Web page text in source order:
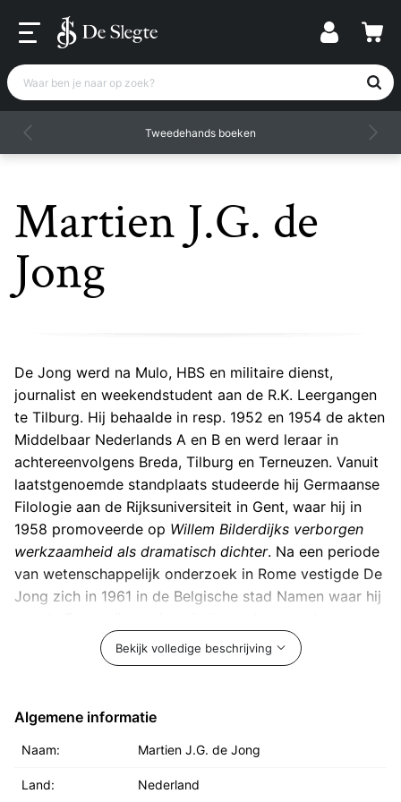
Waar ben je naar op zoek?
Tweedehands boeken
Martien J.G. de
Jong
De Jong werd na Mulo, HBS en militaire dienst,
journalist en weekendstudent aan de R.K. Leergangen
te Tilburg. Hij behaalde in resp. 1952 en 1954 de akten
Middelbaar Nederlands A en B en werd leraar in
achtereenvolgens Breda, Tilburg en Terneuzen. Vanuit
laatstgenoemde standplaats studeerde hij Germaanse
Filologie aan de Rijksuniversiteit in Gent, waar hij in
1958 promoveerde op Willem Bilderdijks verborgen
werkzaamheid als dramatisch dichter. Na een periode
van wetenschappelijk onderzoek in Rome vestigde De
Jong zich in 1961 in de Belgische stad Namen waar hij
waarvan hij de eerste directeur werd. Tot aan zijn
emeritaat, in 1994, doceerde hij er Nederlandse en
Vergelijkende Letterkunde en Algemene
Bekijk volledige beschrijving
Algemene informatie
Naam: Martien J.G. de Jong
Land: Nederland